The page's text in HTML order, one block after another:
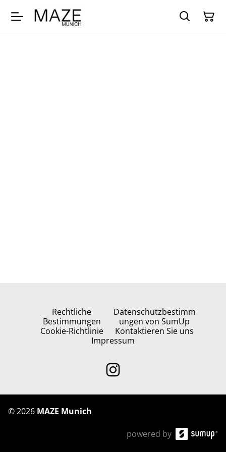
Rechtliche
Bestimmungen
Datenschutzbestimm
ungen von SumUp
Cookie-Richtlinie
Kontaktieren Sie uns
Impressum
©2026 MAZE Munich
powered by